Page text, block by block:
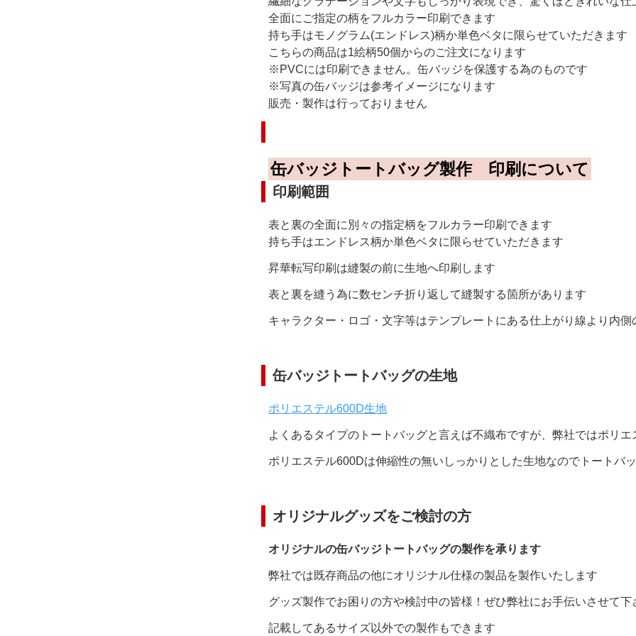
全面にご指定の柄をフルカラー印刷できます
持ち手はモノグラム(エンドレス)柄か単色ベタに限らせていただきます
こちらの商品は1絵柄50個からのご注文になります
※PVCには印刷できません。缶バッジを保護する為のものです
※写真の缶バッジは参考イメージになります
販売・製作は行っておりません
缶バッジトートバッグ製作 印刷について
印刷範囲
表と裏の全面に別々の指定柄をフルカラー印刷できます
持ち手はエンドレス柄か単色ベタに限らせていただきます
昇華転写印刷は縫製の前に生地へ印刷します
表と裏を縫う為に数センチ折り返して縫製する箇所があります
キャラクター・ロゴ・文字等はテンプレートにある仕上がり線より内
缶バッジトートバッグの生地
ポリエステル600D生地
よくあるタイプのトートバッグと言えば不織布ですが、弊社ではポリ
ポリエステル600Dは伸縮性の無いしっかりとした生地なのでトートバ
オリジナルグッズをご検討の方
オリジナルの缶バッジトートバッグの製作を承ります
弊社では既存商品の他にオリジナル仕様の製品を製作いたします
グッズ製作でお困りの方や検討中の皆様！ぜひ弊社にお手伝いさせて下
記載してあるサイズ以外での製作もできます